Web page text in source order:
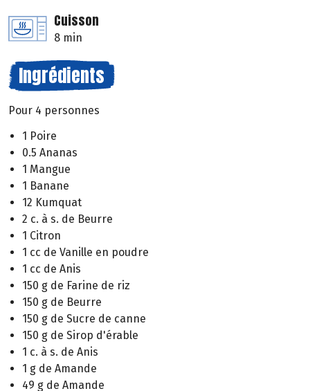
Cuisson
8 min
Ingrédients
Pour 4 personnes
1 Poire
0.5 Ananas
1 Mangue
1 Banane
12 Kumquat
2 c. à s. de Beurre
1 Citron
1 cc de Vanille en poudre
1 cc de Anis
150 g de Farine de riz
150 g de Beurre
150 g de Sucre de canne
150 g de Sirop d'érable
1 c. à s. de Anis
1 g de Amande
49 g de Amande